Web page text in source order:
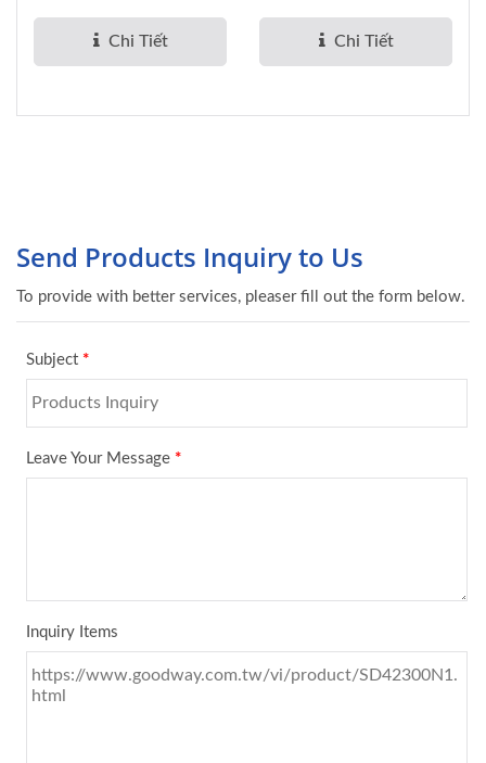
Chi Tiết
Chi Tiết